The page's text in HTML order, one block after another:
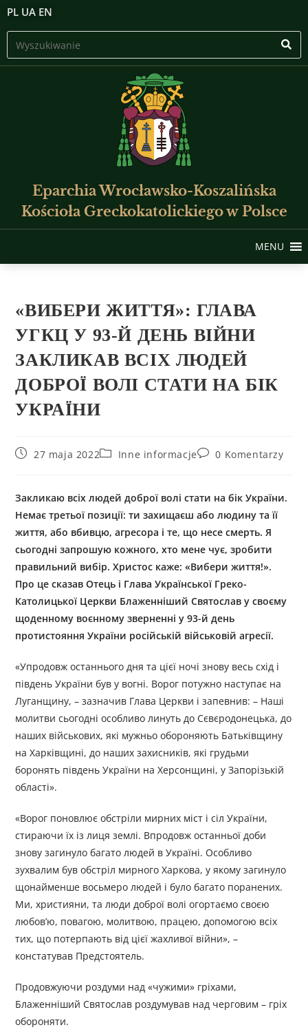
PL UA EN
Eparchia Wrocławsko-Koszalińska
Kościoła Greckokatolickiego w Polsce
MENU
«ВИБЕРИ ЖИТТЯ»: ГЛАВА
УГКЦ У 93-Й ДЕНЬ ВІЙНИ
ЗАКЛИКАВ ВСІХ ЛЮДЕЙ
ДОБРОЇ ВОЛІ СТАТИ НА БІК
УКРАЇНИ
27 maja 2022 Inne informacje 0 Komentarzy
Закликаю всіх людей доброї волі стати на бік України.
Немає третьої позиції: ти захищаєш або людину та її
життя, або вбивцю, агресора і те, що несе смерть. Я
сьогодні запрошую кожного, хто мене чує, зробити
правильний вибір. Христос каже: «Вибери життя!».
Про це сказав Отець і Глава Української Греко-
Католицької Церкви Блаженніший Святослав у своєму
щоденному воєнному зверненні у 93-й день
протистояння України російській військовій агресії.
«Упродовж останнього дня та цієї ночі знову весь схід і
південь України був у вогні. Ворог потужно наступає на
Луганщину, – зазначив Глава Церкви і запевнив: – Наші
молитви сьогодні особливо линуть до Сєвєродонецька, до
наших військових, які мужньо обороняють Батьківщину
на Харківщині, до наших захисників, які грудьми
боронять південь України на Херсонщині, у Запорізькій
області».
«Ворог поновлює обстріли мирних міст і сіл України,
стираючи їх із лиця землі. Впродовж останньої доби
знову загинуло багато людей в Україні. Особливо
зухвалим був обстріл мирного Харкова, у якому загинуло
щонайменше восьмеро людей і було багато поранених.
Ми, християни, та люди доброї волі огортаємо своєю
любов’ю, повагою, молитвою, працею, допомогою всіх
тих, що потерпають від цієї жахливої війни», –
констатував Предстоятель.
Продовжуючи роздуми над «чужими» гріхами,
Блаженніший Святослав роздумував над черговим – гріх
обороняти.